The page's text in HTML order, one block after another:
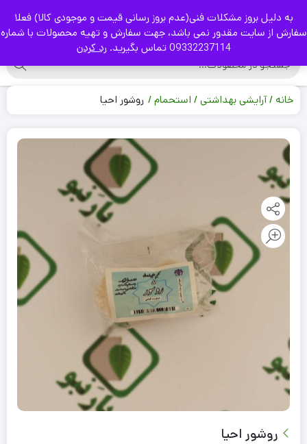
به دلیل بروز مشکلات فنی(عدم بروز رسانی قیمت و موجودی کالا) فعلا
سفارش از سایت مقدور نمی باشد، جهت سفارش و تهیه محصولات با شماره
09332237114 تماس بگیرید.
رد کردن
|
خانه آرایشی بهداشتی استحمام روشور احیا
روشور احیا